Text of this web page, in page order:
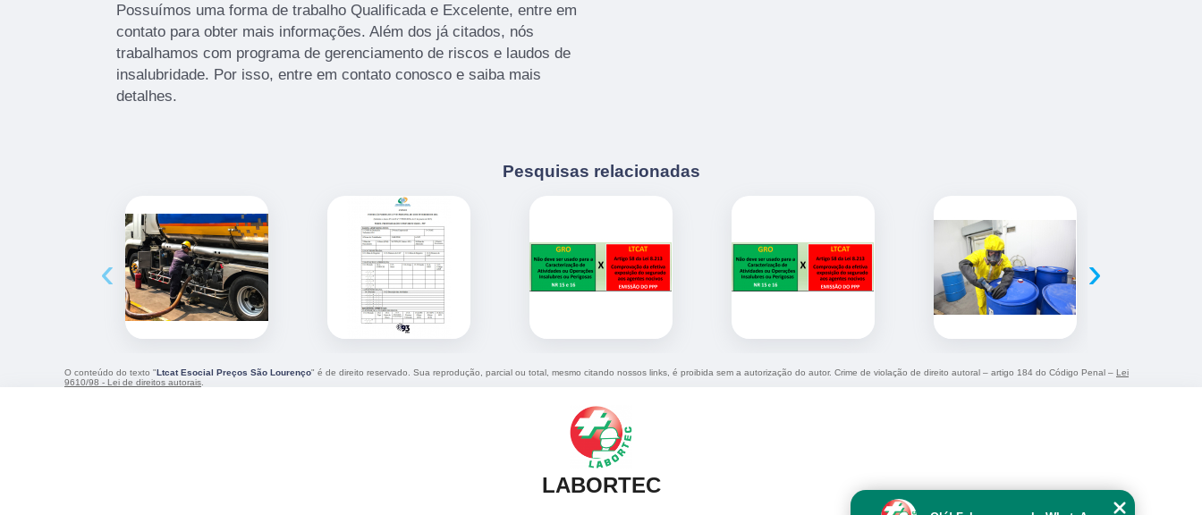
Possuímos uma forma de trabalho Qualificada e Excelente, entre em
contato para obter mais informações. Além dos já citados, nós
trabalhamos com programa de gerenciamento de riscos e laudos de
insalubridade. Por isso, entre em contato conosco e saiba mais
detalhes.
Pesquisas relacionadas
‹ ›
O conteúdo do texto "Ltcat Esocial Preços São Lourenço" é de direito reservado. Sua reprodução, parcial ou total, mesmo citando nossos links, é proibida sem a autorização do autor. Crime de violação de direito autoral – artigo 184 do Código Penal – Lei
9610/98 - Lei de direitos autorais
LABORTEC